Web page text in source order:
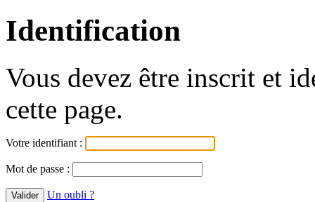
Identification
Vous devez être inscrit et
cette page.
Votre identifiant :
Mot de passe :
Un oubli ?